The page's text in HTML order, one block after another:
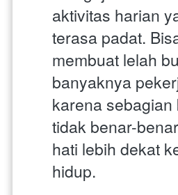
aktivitas harian
terasa padat.
membuat lelah
banyaknya
karena sebagian
tidak benar-
hati lebih dekat
hidup.